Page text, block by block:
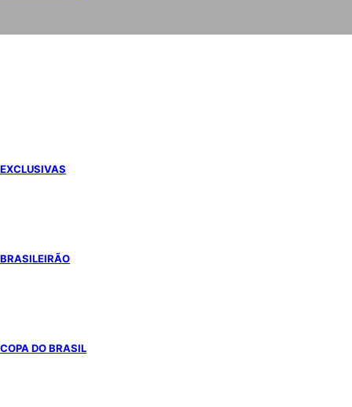
EXCLUSIVAS
BRASILEIRÃO
COPA DO BRASIL